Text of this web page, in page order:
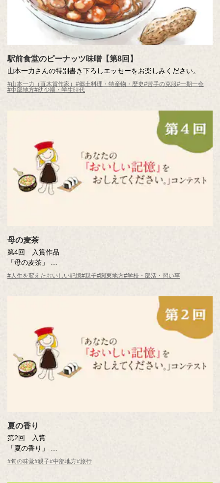
駅前食堂のピーナッツ味噌【第8回】
山本一力さんの特別書き下ろしエッセーをお楽しみください。
#山本一力（直木賞作家） #郷土料理・特産物・歴史#苦手の克服#一期一会
#中部地方#幼少期・学生時代
母の麦茶
第4回 入賞作品
「母の麦茶」
井上 秀子さん（東京都・45歳）
#人生を変えたおいしい記憶#親子#関東地方#学校・部活・習い事
夏の香り
第2回 入賞
「夏の香り」
曽田 喜人さん（愛知県）
#旬の味覚#親子#中部地方#旅行